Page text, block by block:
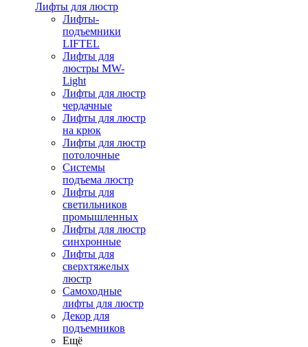
Лифты для люстр
Лифты-
подъемники
LIFTEL
Лифты для
люстры MW-
Light
Лифты для люстр
чердачные
Лифты для люстр
на крюк
Лифты для люстр
потолочные
Системы
подъема люстр
Лифты для
светильников
промышленных
Лифты для люстр
синхронные
Лифты для
сверхтяжелых
люстр
Самоходные
лифты для люстр
Декор для
подъемников
Ещё